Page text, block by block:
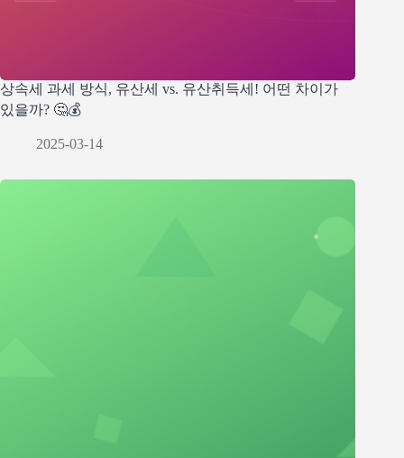
상속세 과세 방식, 유산세 vs. 유산취득세! 어떤 차이가
있을까? 🤔💰
2025-03-14